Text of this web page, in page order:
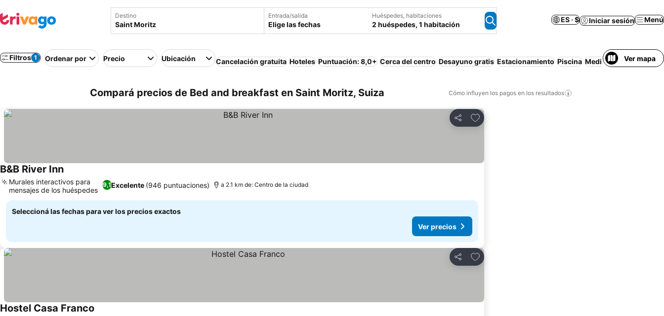
Destino Entrada/salida
Elige las fechas
Huéspedes, habitaciones
2 huéspedes, 1 habitación
ES · $ Iniciar sesión Menú
Filtros 1 Ordenar por Precio Ubicación Cancelación gratuita Hoteles Puntuación: 8,0+ Cerca del centro Desayuno gratis Estacionamiento Piscina Media pensiónVer mapa
Compará precios de Bed and breakfast en Saint Moritz, Suiza Cómo influyen los pagos en los resultados
Compartir
Añadir a favoritos
B&B River InnVer precios
9,1Excelente (946 puntuaciones)
Murales interactivos para
mensajes de los huéspedes
a 2.1 km de: Centro de la ciudad
Seleccioná las fechas para ver los precios exactos
Ver precios
Compartir
Añadir a favoritos
Hostel Casa Franco